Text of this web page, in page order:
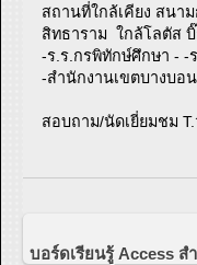
สถานที่ใกล้เคียง สนา
สิทธาราม ใกล้โลตัส
-ร.ร.กรพิทักษ์ศึกษา - -
-สำนักงานเขตบางบอ
สอบถาม/นัดเยี่ยมชม
บอร์ดเรียนรู้ Access ส